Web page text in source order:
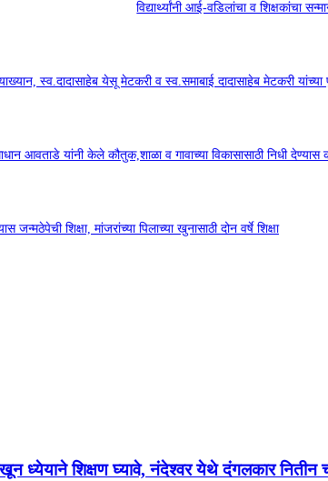
विद्यार्थ्यांनी आई-वडिलांचा व शिक्षकांचा
स्व.दादासाहेब येसू मेटकरी व स्व.समाबाई दादासाहेब मेटकरी यांच्या
आवताडे यांनी केले कौतुक,शाळा व गावाच्या विकासासाठी निधी
शिक्षा, मांजरांच्या पिलाच्या खुनासाठी दोन वर्षे शिक्षा
राखून ध्येयाने शिक्षण घ्यावे, नंदेश्वर येथे दंगलकार